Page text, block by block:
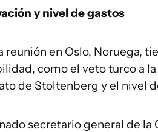
y nivel de gastos
reunión en Oslo, Noruega,
como el veto turco a
de Stoltenberg y el nivel
secretario general de la